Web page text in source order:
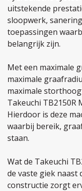
uitstekende
sloopwerk,
toepassingen
belangrijk zijn.
Met een maximale
maximale
maximale
Takeuchi
Hierdoor is deze
waarbij bereik,
staan.
Wat de Takeuchi
de vaste giek naast
constructie zorgt